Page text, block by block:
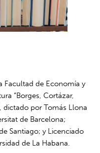
Facultad de Economía y
“Borges, Cortázar,
dictado por Tomás Llona
de Barcelona;
Santiago; y Licenciado
de La Habana.